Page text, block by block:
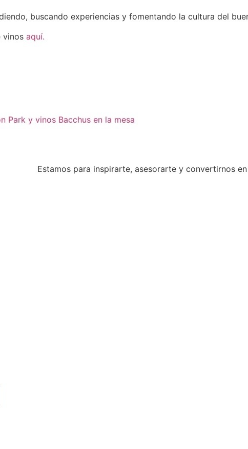
buscando experiencias y fomentando la cultura del
vinos aquí.
Park y vinos Bacchus en la mesa
Estamos para inspirarte, asesorarte y convertirnos